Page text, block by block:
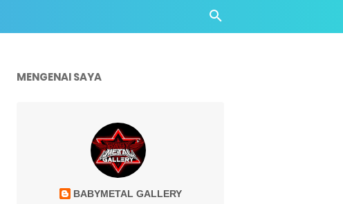
MENGENAI SAYA
BABYMETAL GALLERY